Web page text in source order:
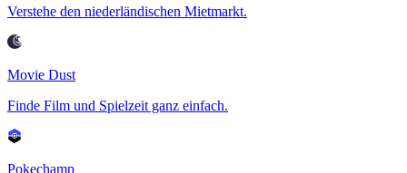
Verstehe den niederländischen Mietmarkt.
Movie Dust
Finde Film und Spielzeit ganz einfach.
Pokechamp